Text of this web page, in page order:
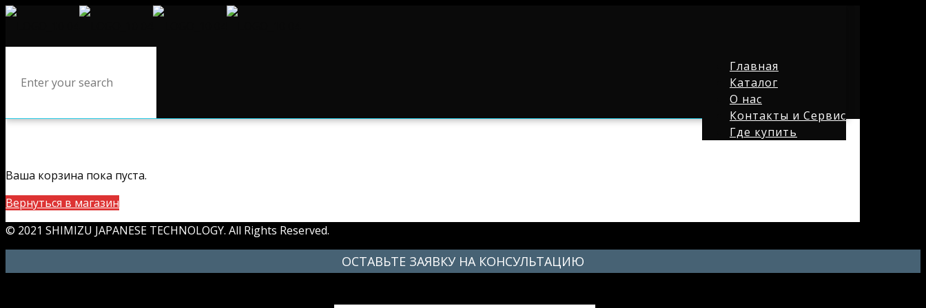
Главная
Каталог
О нас
Контакты и Сервис
Где купить
Ваша корзина пока пуста.
Вернуться в магазин
© 2021 SHIMIZU JAPANESE TECHNOLOGY. All Rights Reserved.
ОСТАВЬТЕ ЗАЯВКУ НА КОНСУЛЬТАЦИЮ